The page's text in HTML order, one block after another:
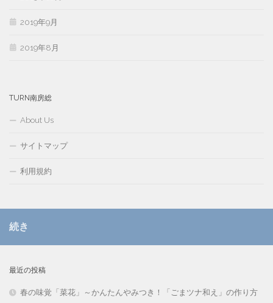
2019年9月
2019年8月
TURN南房総
About Us
サイトマップ
利用規約
続き
最近の投稿
春の味覚「菜花」～かんたんやみつき！「ごまツナ和え」の作り方